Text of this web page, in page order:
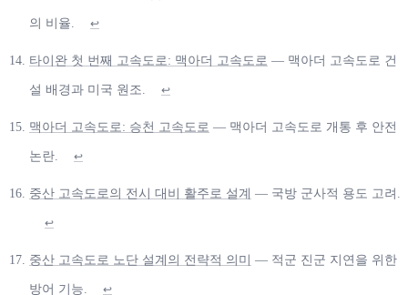
의 비율. ↩
타이완 첫 번째 고속도로: 맥아더 고속도로 — 맥아더 고속도로 건
설 배경과 미국 원조. ↩
맥아더 고속도로: 승천 고속도로 — 맥아더 고속도로 개통 후 안전
논란. ↩
중산 고속도로의 전시 대비 활주로 설계 — 국방 군사적 용도 고려.
↩
중산 고속도로 노단 설계의 전략적 의미 — 적군 진군 지연을 위한
방어 기능. ↩